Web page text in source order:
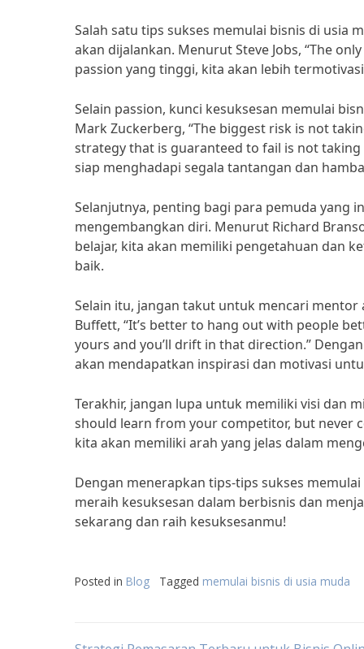
Salah satu tips sukses memulai bisnis di usia
akan dijalankan. Menurut Steve Jobs, “The
passion yang tinggi, kita akan lebih
Selain passion, kunci kesuksesan memulai
Mark Zuckerberg, “The biggest risk is not
strategy that is guaranteed to fail is not
siap menghadapi segala tantangan dan
Selanjutnya, penting bagi para pemuda yang
mengembangkan diri. Menurut Richard
belajar, kita akan memiliki pengetahuan dan
baik.
Selain itu, jangan takut untuk mencari
Buffett, “It’s better to hang out with people
yours and you’ll drift in that direction.”
akan mendapatkan inspirasi dan motivasi
Terakhir, jangan lupa untuk memiliki visi dan
should learn from your competitor, but never
kita akan memiliki arah yang jelas dalam
Dengan menerapkan tips-tips sukses
meraih kesuksesan dalam berbisnis dan
sekarang dan raih kesuksesanmu!
Posted in Blog Tagged memulai bisnis di usia muda